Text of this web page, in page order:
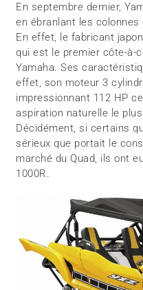
En septembre dernier,
en ébranlant les
En effet, le fabricant
qui est le premier côte-à-
Yamaha. Ses
effet, son moteur 3
impressionnant 112 HP
aspiration naturelle le
Décidément, si certains
sérieux que portait le
marché du Quad, ils ont
1000R.